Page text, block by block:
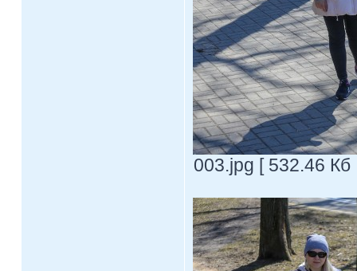
003.jpg [ 532.46